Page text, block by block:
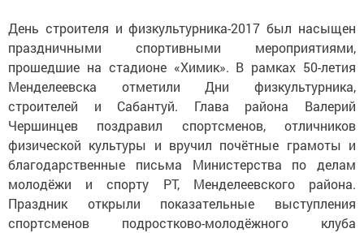
День строителя и физкультурника-2017 был насыщен
праздничными спортивными мероприятиями,
прошедшие на стадионе «Химик». В рамках 50-летия
Менделеевска отметили Дни физкультурника,
строителей и Сабантуй. Глава района Валерий
Чершинцев поздравил спортсменов, отличников
физической культуры и вручил почётные грамоты и
благодарственные письма Министерства по делам
молодёжи и спорту РТ, Менделеевского района.
Праздник открыли показательные выступления
спортсменов подростково-молодёжного клуба